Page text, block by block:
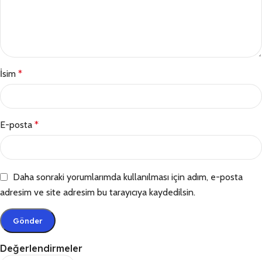
Değerlendirmeler
İsim *
E-posta *
Daha sonraki yorumlarımda kullanılması için adım, e-posta
adresim ve site adresim bu tarayıcıya kaydedilsin.